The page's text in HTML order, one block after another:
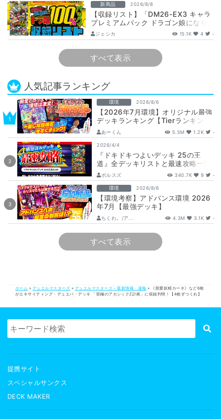
新商品 2026/8/8
【収録リスト】「DM26-EX3 キャラ
プレミアムパック ドラゴン娘になり
たくないっ！ 文化祭だョ！全員集
合!…
ジェシカ 15.1K 4 -
すべて表示
人気記事ランキング
環境 2026/8/6
【2026年7月環境】オリジナル最強
デッキランキング【Tierランキン
グ】
あーくん 5.5M 1.2K -
2026/4/4
『ドキドキつよいデッキ 25の王
道』全デッキリストと最速攻略一覧
【DM26-SD1】
ボルスズ 340.7K 9 -
環境 2026/8/6
【環境考察】アドバンス環境 2026
年7月【最強デッキ】
ちくわ。/ア... 4.3M 3.1K -
すべて表示
ホーム » デュエルマスターズ » デュエルマスターズ – 最新情報・速報 »
《慈愛妖精カーネ》など6枚
がエキサイティング・デュエパ・デッキ 「双極のアカシックZ計画」に収録判明！【4枚ずつくれ】
提携サイト
スペシャルサンクス
DECK MAKER